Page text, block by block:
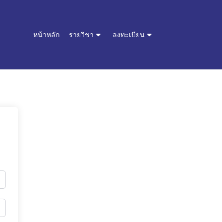
หน้าหลัก รายวิชา ลงทะเบียน